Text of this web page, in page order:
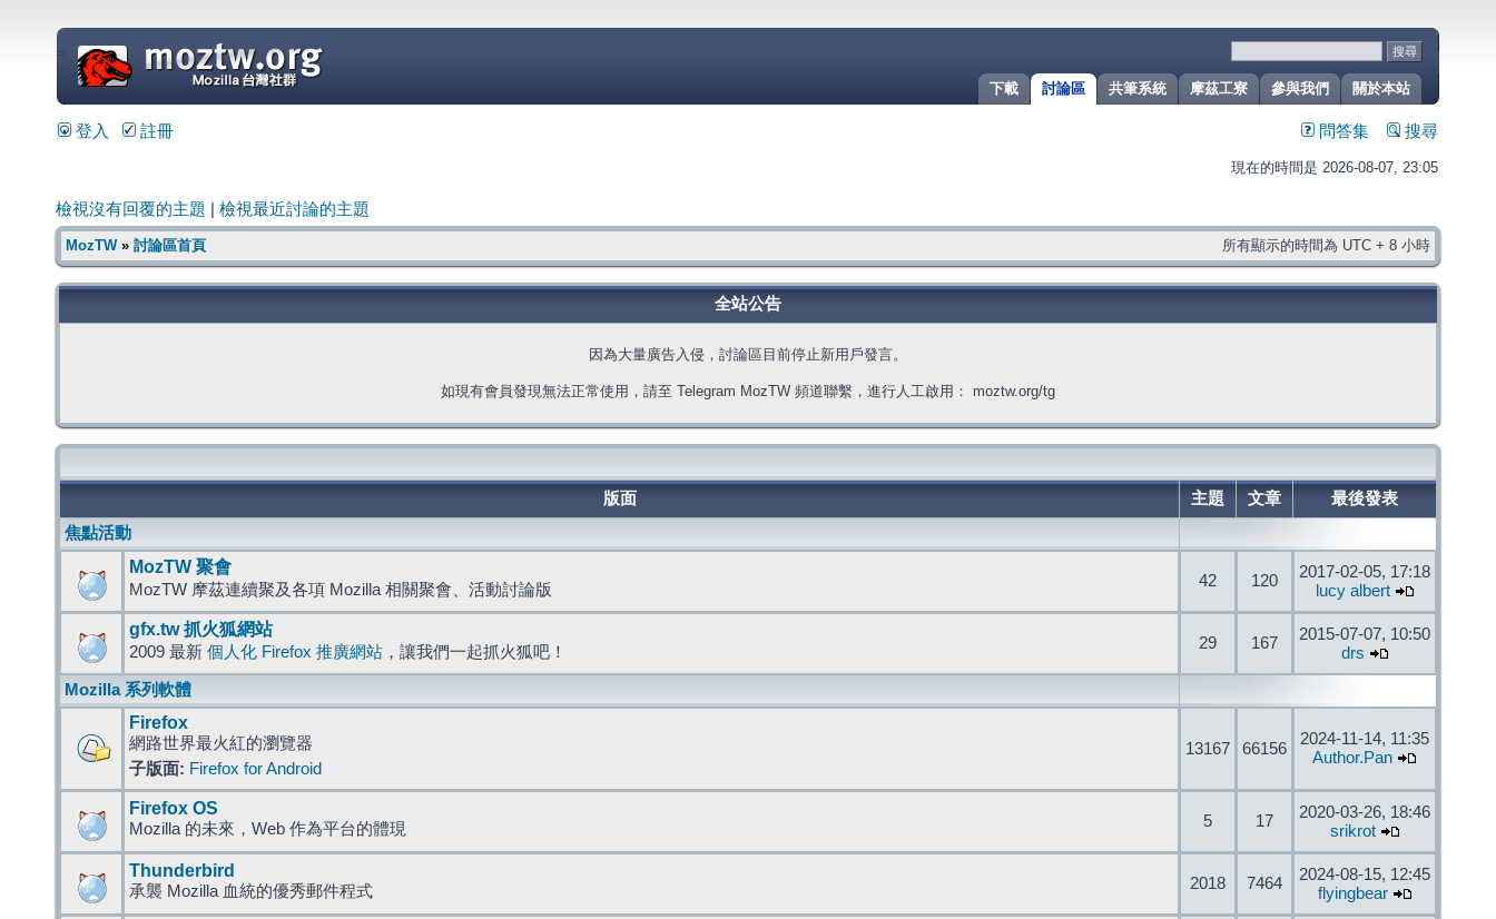
關於本站
參與我們
摩茲工寮
共筆系統
討論區
下載
=
登入 註冊 問答集 搜尋
現在的時間是 2026-08-07, 23:05
檢視沒有回覆的主題 檢視最近討論的主題
MozTW» 討論區首頁 所有顯示的時間為 UTC + 8 小時
全站公告
因為大量廣告入侵，討論區目前停止新用戶發言。
如現有會員發現無法正常使用，請至 Telegram MozTW 頻道聯繫，進行人工啟用： moztw.org/tg
版面 主題 文章
最後發表
焦點活動
MozTW 聚會
MozTW 摩茲連續聚及各項 Mozilla 相關聚會、活動討論版 42 120
2017-02-05, 17:18
lucy albert
gfx.tw 抓火狐網站
2009 最新 個人化 Firefox 推廣網站 ，讓我們一起抓火狐吧！ 29 167
2015-07-07, 10:50
drs
Mozilla 系列軟體
Firefox
網路世界最火紅的瀏覽器
子版面: Firefox for Android
13167 66156
2024-11-14, 11:35
Author.Pan
Firefox OS
Mozilla 的未來，Web 作為平台的體現 5 17
2020-03-26, 18:46
srikrot
Thunderbird
承襲 Mozilla 血統的優秀郵件程式 2018 7464
2024-08-15, 12:45
flyingbear